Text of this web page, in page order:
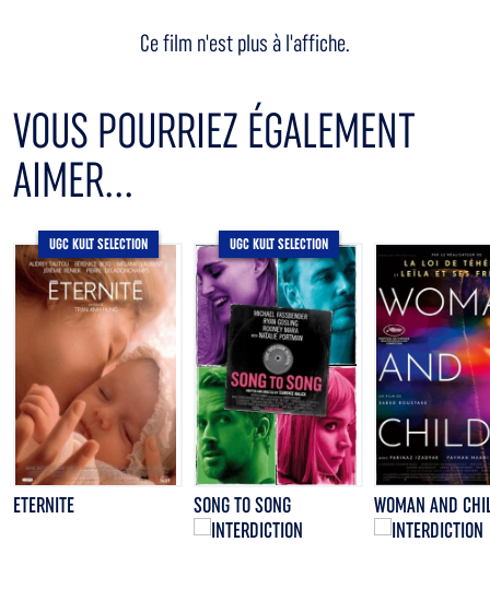
Ce film n'est plus à l'affiche.
VOUS POURRIEZ ÉGALEMENT
AIMER...
UGC KULT SELECTION
ETERNITE
UGC KULT SELECTION
SONG TO SONG WOMAN AND